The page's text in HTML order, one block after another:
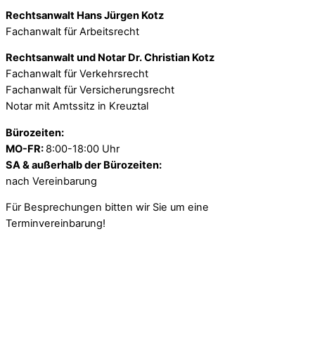
Rechtsanwalt Hans Jürgen Kotz
Fachanwalt für Arbeitsrecht
Rechtsanwalt und Notar Dr. Christian Kotz
Fachanwalt für Verkehrsrecht
Fachanwalt für Versicherungsrecht
Notar mit Amtssitz in Kreuztal
Bürozeiten:
MO-FR: 8:00-18:00 Uhr
SA & außerhalb der Bürozeiten:
nach Vereinbarung
Für Besprechungen bitten wir Sie um eine
Terminvereinbarung!